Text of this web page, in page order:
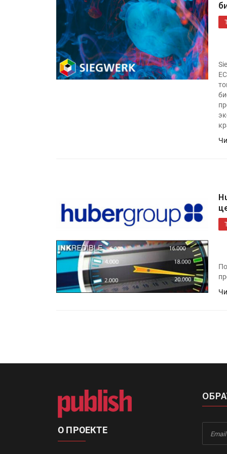
IPSA 2026 приглашает за
поставщиками и новыми
решениями для брендов
Kairos выпускает станцию
смешения красок Ada
О ПРОЕКТЕ